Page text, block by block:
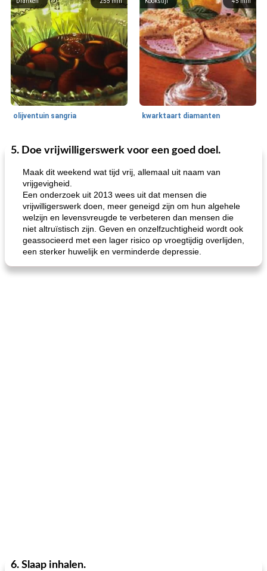
olijventuin sangria kwarktaart diamanten
65min
Feestdagen en evenementen
de jamcake van Georgië tennessee
One Dish Meal
blauwe kaasperen kip
5. Doe vrijwilligerswerk voor een goed doel.
Maak dit weekend wat tijd vrij, allemaal uit naam van
vrijgevigheid.
Een onderzoek uit 2013 wees uit dat mensen die
vrijwilligerswerk doen, meer geneigd zijn om hun algehele
welzijn en levensvreugde te verbeteren dan mensen die
niet altruïstisch zijn. Geven en onzelfzuchtigheid wordt ook
geassocieerd met een lager risico op vroegtijdig overlijden,
een sterker huwelijk en verminderde depressie.
6. Slaap inhalen.